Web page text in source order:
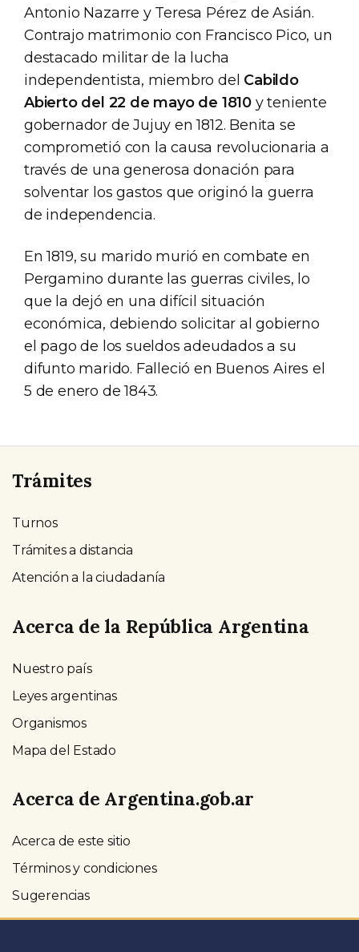
Antonio Nazarre y Teresa Pérez de Asián.
Contrajo matrimonio con Francisco Pico, un
destacado militar de la lucha
independentista, miembro del Cabildo
Abierto del 22 de mayo de 1810 y teniente
gobernador de Jujuy en 1812. Benita se
comprometió con la causa revolucionaria a
través de una generosa donación para
solventar los gastos que originó la guerra
de independencia.
En 1819, su marido murió en combate en
Pergamino durante las guerras civiles, lo
que la dejó en una difícil situación
económica, debiendo solicitar al gobierno
el pago de los sueldos adeudados a su
difunto marido. Falleció en Buenos Aires el
5 de enero de 1843.
Trámites
Turnos
Trámites a distancia
Atención a la ciudadanía
Acerca de la República Argentina
Nuestro país
Leyes argentinas
Organismos
Mapa del Estado
Acerca de Argentina.gob.ar
Acerca de este sitio
Términos y condiciones
Sugerencias